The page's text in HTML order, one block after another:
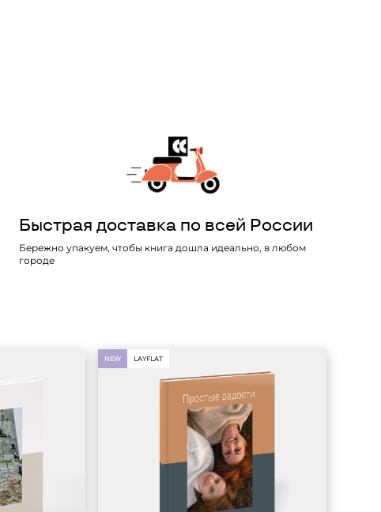
Быстрая доставка по всей России
Бережно упакуем, чтобы книга дошла идеально, в любом
городе
NEW LAYFLAT